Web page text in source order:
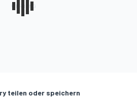
teilen oder speichern